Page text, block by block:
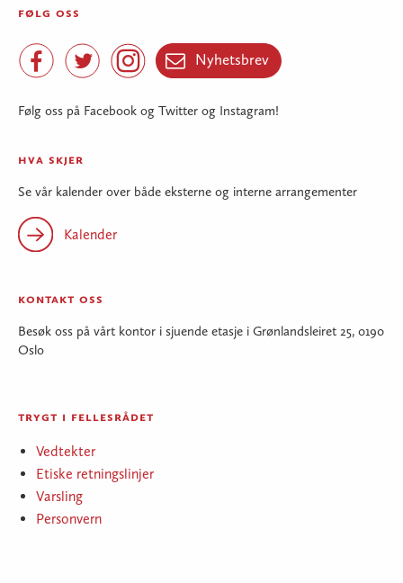
følg oss
Facebook
 Twitter
 InstagramNyhetsbrev
 Nyhetsbrev
Følg oss på Facebook og Twitter og Instagram!
hva skjer
Se vår kalender over både eksterne og interne arrangementer
Kalender
kontakt oss
Besøk oss på vårt kontor i sjuende etasje i Grønlandsleiret 25, 0190
Oslo
trygt i fellesrådet
Vedtekter
Etiske retningslinjer
Varsling
Personvern